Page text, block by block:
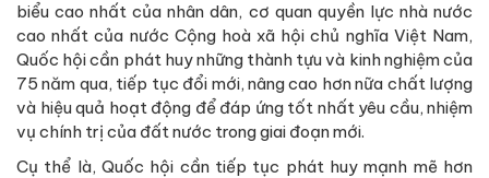
biểu cao nhất của nhân dân, cơ quan quyền lực nhà nước
cao nhất của nước Cộng hoà xã hội chủ nghĩa Việt Nam,
Quốc hội cần phát huy những thành tựu và kinh nghiệm của
75 năm qua, tiếp tục đổi mới, nâng cao hơn nữa chất lượng
và hiệu quả hoạt động để đáp ứng tốt nhất yêu cầu, nhiệm
vụ chính trị của đất nước trong giai đoạn mới.
Cụ thể là, Quốc hội cần tiếp tục phát huy mạnh mẽ hơn